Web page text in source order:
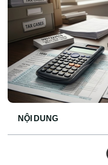
NỘI DUNG